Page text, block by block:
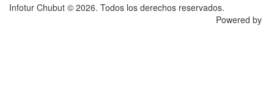
Infotur Chubut © 2026. Todos los derechos reservados.
Powered by